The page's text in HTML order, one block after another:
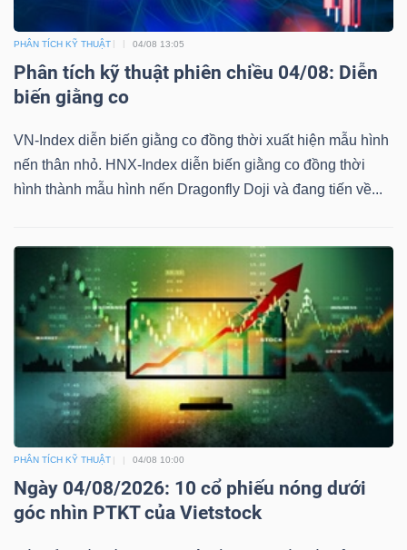
PHÂN TÍCH KỸ THUẬT 04/08 13:05
Phân tích kỹ thuật phiên chiều 04/08: Diễn
biến giằng co
VN-Index diễn biến giằng co đồng thời xuất hiện mẫu hình
nến thân nhỏ. HNX-Index diễn biến giằng co đồng thời
hình thành mẫu hình nến Dragonfly Doji và đang tiến về...
PHÂN TÍCH KỸ THUẬT 04/08 10:00
Ngày 04/08/2026: 10 cổ phiếu nóng dưới
góc nhìn PTKT của Vietstock
Truyền
thông
tài
liệu
chính